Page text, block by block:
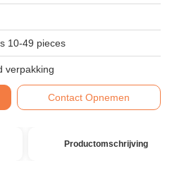
10-49 pieces
verpakking
Contact Opnemen
Productomschrijving